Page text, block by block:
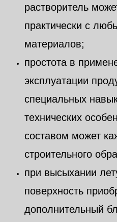
растворитель
практически с
материалов;
простота в
эксплуатации
специальных
технических
составом может
строительного
при высыхании
поверхность
дополнительный